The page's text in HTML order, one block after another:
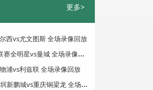
更多>
西vs尤文图斯 全场录像回放
0
8月05日 足球友谊赛 K联赛全明星vs曼城 全场录像回放
浦vs利兹联 全场录像回放
0
8月02日 中超第21轮 深圳新鹏城vs重庆铜梁龙 全场录像回放